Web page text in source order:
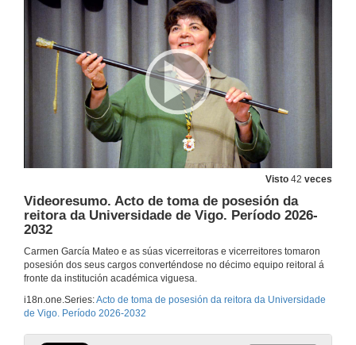
Visto 42 veces
Videoresumo. Acto de toma de posesión da
reitora da Universidade de Vigo. Período 2026-
2032
Carmen García Mateo e as súas vicerreitoras e vicerreitores tomaron
posesión dos seus cargos converténdose no décimo equipo reitoral á
fronte da institución académica viguesa.
i18n.one.Series:Acto de toma de posesión da reitora da Universidade
de Vigo. Período 2026-2032